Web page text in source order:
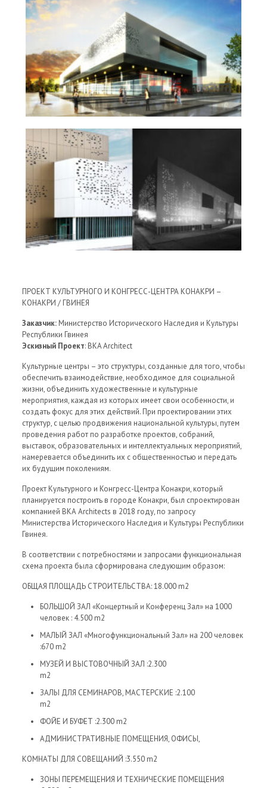
ПРОЕКТ КУЛЬТУРНОГО И КОНГРЕСС-ЦЕНТРА КОНАКРИ –
КОНАКРИ / ГВИНЕЯ
Заказчик: Министерство Исторического Наследия и Культуры
Республики Гвинея
Эскизный Проект: BKA Architect
Культурные центры – это структуры, созданные для того, чтобы
обеспечить взаимодействие, необходимое для социальной
жизни, объединить художественные и культурные
мероприятия, каждая из которых имеет свои особенности, и
создать фокус для этих действий. При проектировании этих
структур, с целью продвижения национальной культуры, путем
проведения работ по разработке проектов, собраний,
выставок, образовательных и интеллектуальных мероприятий,
намеревается объединить их с общественностью и передать
их будущим поколениям.
Проект Культурного и Конгресс-Центра Конакри, который
планируется построить в городе Конакри, был спроектирован
компанией ВКА Architects в 2018 году, по запросу
Министерства Исторического Наследия и Культуры Республики
Гвинея.
В соответствии с потребностями и запросами функциональная
схема проекта была сформирована следующим образом:
ОБЩАЯ ПЛОЩАДЬ СТРОИТЕЛЬСТВА: 18.000 m2
БОЛЬШОЙ ЗАЛ «Концертный и Конференц Зал» на 1000
человек : 4.500 m2
МАЛЫЙ ЗАЛ «Многофункциональный Зал» на 200 человек
:670 m2
МУЗЕЙ И ВЫСТОВОЧНЫЙ ЗАЛ :2.300
m2
ЗАЛЫ ДЛЯ СЕМИНАРОВ, МАСТЕРСКИЕ :2.100
m2
ФОЙЕ И БУФЕТ :2.300 m2
АДМИНИСТРАТИВНЫЕ ПОМЕЩЕНИЯ, ОФИСЫ,
КОМНАТЫ ДЛЯ СОВЕЩАНИЙ :3.550 m2
ЗОНЫ ПЕРЕМЕЩЕНИЯ И ТЕХНИЧЕСКИЕ ПОМЕЩЕНИЯ